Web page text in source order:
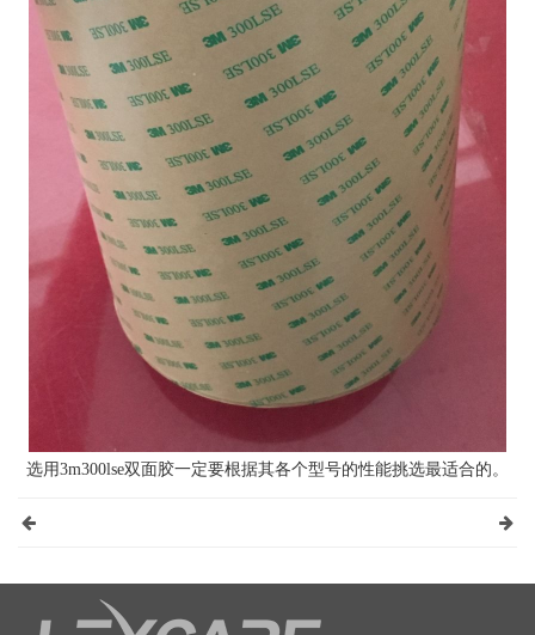
选用3m300lse双面胶一定要根据其各个型号的性能挑选最适合的。